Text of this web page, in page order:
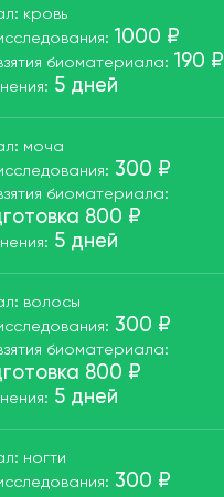
кровь
1000 ₽
биоматериала: 190 ₽
5 дней
моча
300 ₽
биоматериала:
800 ₽
5 дней
волосы
300 ₽
биоматериала:
800 ₽
5 дней
ногти
300 ₽